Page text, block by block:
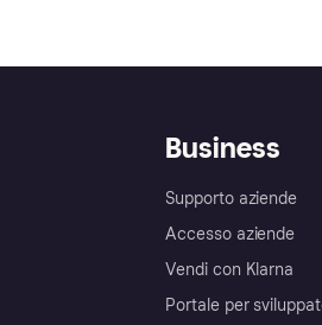
Business
Supporto aziende
Accesso aziende
Vendi con Klarna
Portale per